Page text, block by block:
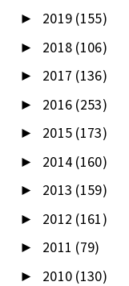
► 2019 (155)
► 2018 (106)
► 2017 (136)
► 2016 (253)
► 2015 (173)
► 2014 (160)
► 2013 (159)
► 2012 (161)
► 2011 (79)
► 2010 (130)